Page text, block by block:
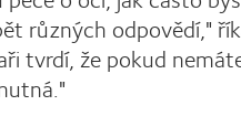
různých odpovědí,"
tvrdí, že pokud